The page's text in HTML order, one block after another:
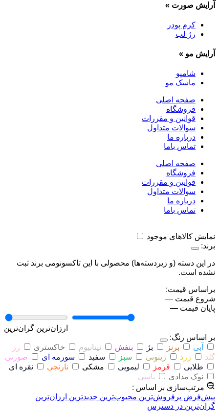
آرایش صورت »
کرم پودر
رژ لب
آرایش مو »
شامپو
ماسک مو
صفحه اصلی
فروشگاه
قوانین و مقررات
سوالات متداول
درباره ما
تماس باما
صفحه اصلی
فروشگاه
قوانین و مقررات
سوالات متداول
درباره ما
تماس باما
نمایش کالاهای موجود
برند:
در این دسته (و زیردسته‌ها) محصولی با این تاکسونومی برند ثبت
نشده است.
براساس قیمت:
شروع قیمت —
پایان قیمت —
ارزان‌ترین گران‌ترین
بر اساس رنگ:
آبی
برنز بژ بنفش تیتانیوم خاکستری
رز
گلد
زرد زیتونی سبز سفید سورمه ای
صورتی
طلایی
قرمز لیمویی مشکی نارنجی
نقره ای
نوک مدادی
یاسی
مرتب‌سازی بر اساس :
پیش‌فرض پرفروش‌ترین محبوب‌ترین جدیدترین ارزان‌ترین
گران‌ترین در دسترس